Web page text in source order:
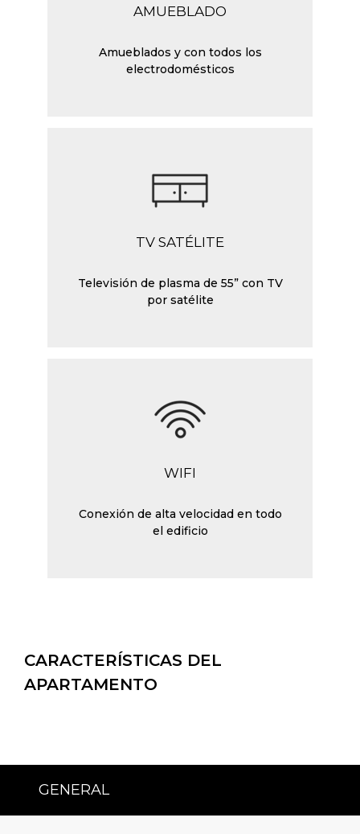
AMUEBLADO
Amueblados y con todos los
electrodomésticos
TV SATÉLITE
Televisión de plasma de 55” con TV
por satélite
WIFI
Conexión de alta velocidad en todo
el edificio
CARACTERÍSTICAS DEL
APARTAMENTO
GENERAL